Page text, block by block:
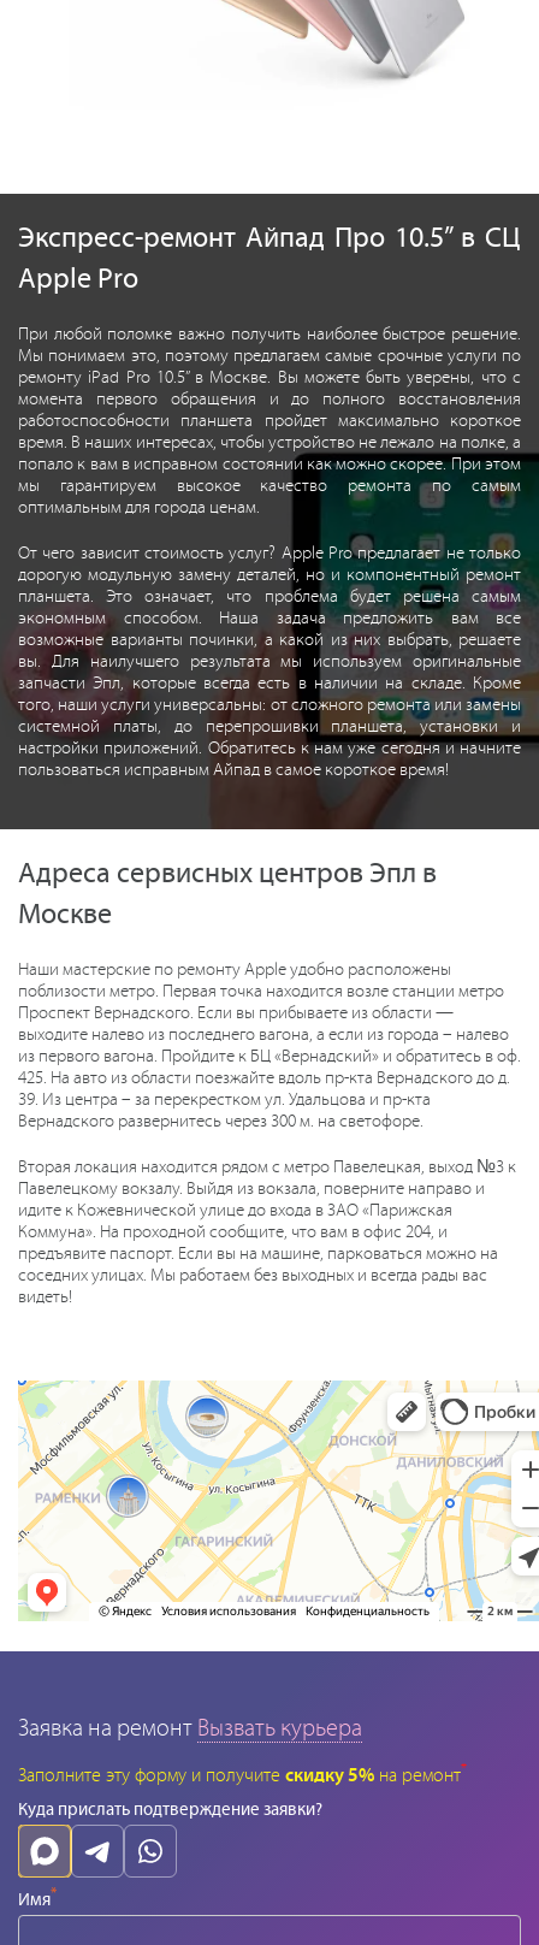
Экспресс-ремонт Айпад Про 10.5” в СЦ
Apple Pro
При любой поломке важно получить наиболее быстрое решение.
Мы понимаем это, поэтому предлагаем самые срочные услуги по
ремонту iPad Pro 10.5” в Москве. Вы можете быть уверены, что с
момента первого обращения и до полного восстановления
работоспособности планшета пройдет максимально короткое
время. В наших интересах, чтобы устройство не лежало на полке, а
попало к вам в исправном состоянии как можно скорее. При этом
мы гарантируем высокое качество ремонта по самым
оптимальным для города ценам.
От чего зависит стоимость услуг? Apple Pro предлагает не только
дорогую модульную замену деталей, но и компонентный ремонт
планшета. Это означает, что проблема будет решена самым
экономным способом. Наша задача предложить вам все
возможные варианты починки, а какой из них выбрать, решаете
вы. Для наилучшего результата мы используем оригинальные
запчасти Эпл, которые всегда есть в наличии на складе. Кроме
того, наши услуги универсальны: от сложного ремонта или замены
системной платы, до перепрошивки планшета, установки и
настройки приложений. Обратитесь к нам уже сегодня и начните
пользоваться исправным Айпад в самое короткое время!
Адреса сервисных центров Эпл в
Москве
Наши мастерские по ремонту Apple удобно расположены
поблизости метро. Первая точка находится возле станции метро
Проспект Вернадского. Если вы прибываете из области —
выходите налево из последнего вагона, а если из города – налево
из первого вагона. Пройдите к БЦ «Вернадский» и обратитесь в оф.
425. На авто из области поезжайте вдоль пр-кта Вернадского до д.
39. Из центра – за перекрестком ул. Удальцова и пр-кта
Вернадского развернитесь через 300 м. на светофоре.
Вторая локация находится рядом с метро Павелецкая, выход №3 к
Павелецкому вокзалу. Выйдя из вокзала, поверните направо и
идите к Кожевнической улице до входа в ЗАО «Парижская
Коммуна». На проходной сообщите, что вам в офис 204, и
предъявите паспорт. Если вы на машине, парковаться можно на
соседних улицах. Мы работаем без выходных и всегда рады вас
видеть!
Заявка на ремонт Вызвать курьера
Заполните эту форму и получите скидку 5% на ремонт*
Куда прислать подтверждение заявки?
Имя*